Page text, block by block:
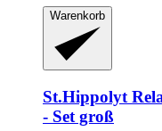
Warenkorb
St.Hippolyt
-​ Set groß